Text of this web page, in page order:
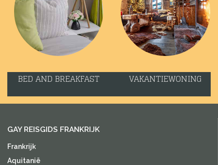
BED AND BREAKFAST VAKANTIEWONING
GAY REISGIDS FRANKRIJK
Frankrijk
Aquitanië